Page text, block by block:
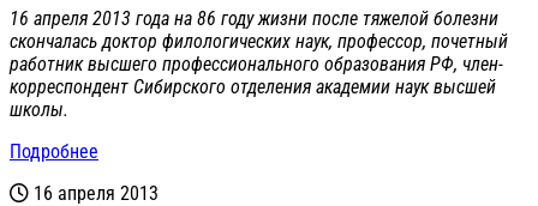
16 апреля 2013 года на 86 году жизни после тяжелой болезни
скончалась доктор филологических наук, профессор, почетный
работник высшего профессионального образования РФ, член-
корреспондент Сибирского отделения академии наук высшей
школы.
Подробнее
16 апреля 2013